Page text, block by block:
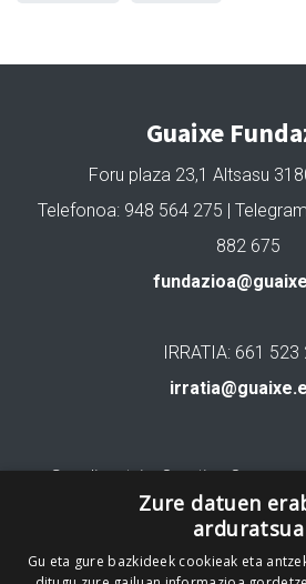
Guaixe
Foru plaza 23,1 Altsasu
Telefonoa: 948 564 275 |
882 675
IRRATIA: 661 523
Gure lizentzia: Creative
Codesyntaxek
Zure datuen
arduratsua
Gu eta gure bazkideek cookieak eta